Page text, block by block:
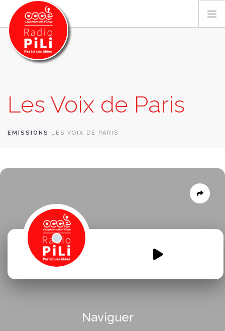
GRILLE DES PROGRAMMES
EMISSIONS / PODCASTS
CONTACT
Les Voix de Paris
EMISSIONS LES VOIX DE PARIS
Les-voix-de-Paris.mp3
Naviguer